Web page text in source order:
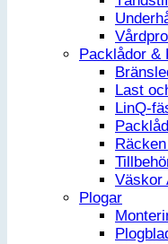
Packlådor &
Last
LinQ-
Väskor
Plogar